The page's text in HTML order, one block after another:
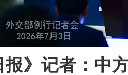
报》记者：中